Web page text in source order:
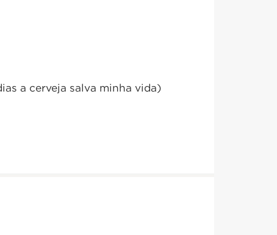
a cerveja salva minha vida)